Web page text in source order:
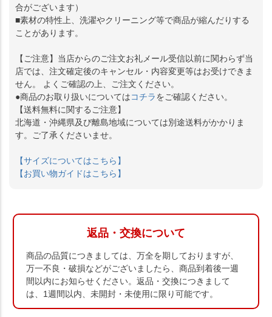
合がございます）
■素材の特性上、洗濯やクリーニング等で商品が縮んだりする
ことがあります。
【ご注意】当店からのご注文お礼メール受信以前に関わらず当
店では、注文確定後のキャンセル・内容変更等はお受けできま
せん。 よくご確認の上、ご注文ください。
●商品のお取り扱いについてはコチラをご確認ください。
【送料無料に関するご注意】
北海道・沖縄県及び離島地域については別途送料がかかりま
す。ご了承くださいませ。
【サイズについてはこちら】
【お買い物ガイドはこちら】
返品・交換について
商品の品質につきましては、万全を期しておりますが、
万一不良・破損などがございましたら、商品到着後一週
間以内にお知らせください。返品・交換につきまして
は、1週間以内、未開封・未使用に限り可能です。